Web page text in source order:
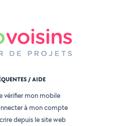
/ AIDE
vérifier mon mobile
à mon compte
depuis le site web